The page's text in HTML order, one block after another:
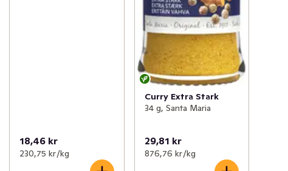
18,46 kr
230,75 kr /kg
Curry Extra Stark
34 g, Santa Maria
29,81 kr
876,76 kr /kg